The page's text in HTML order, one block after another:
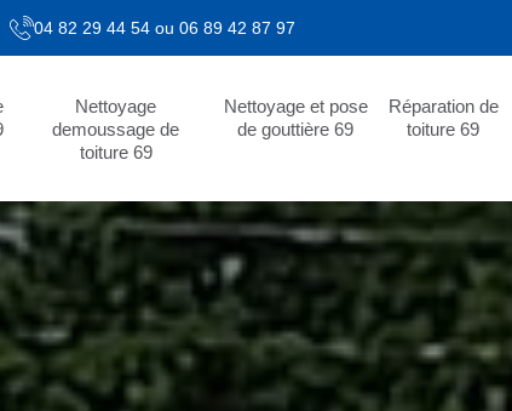
04 82 29 44 54 ou 06 89 42 87 97
Nettoyage
demoussage de
toiture 69
Nettoyage et pose
de gouttière 69
Réparation de
toiture 69